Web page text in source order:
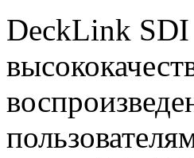
DeckLink SDI